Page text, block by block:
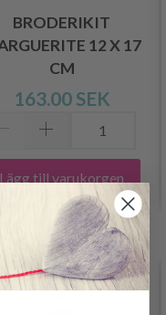
BRODERIKIT
12 X 17
CM
163.00 SEK
Lägg till varukorgen